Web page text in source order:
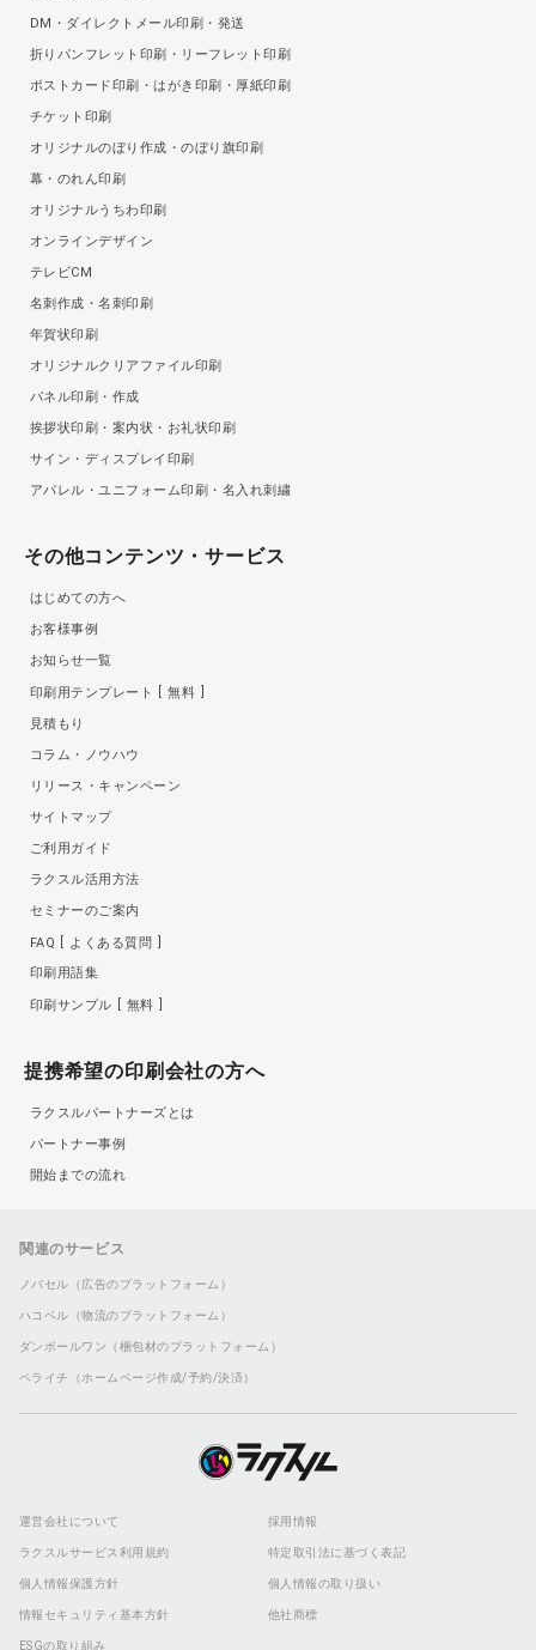
DM・ダイレクトメール印刷・発送
折りパンフレット印刷・リーフレット印刷
ポストカード印刷・はがき印刷・厚紙印刷
チケット印刷
オリジナルのぼり作成・のぼり旗印刷
幕・のれん印刷
オリジナルうちわ印刷
オンラインデザイン
テレビCM
名刺作成・名刺印刷
年賀状印刷
オリジナルクリアファイル印刷
パネル印刷・作成
挨拶状印刷・案内状・お礼状印刷
サイン・ディスプレイ印刷
アパレル・ユニフォーム印刷・名入れ刺繍
その他コンテンツ・サービス
はじめての方へ
お客様事例
お知らせ一覧
印刷用テンプレート
無料
見積もり
コラム・ノウハウ
リリース・キャンペーン
サイトマップ
ご利用ガイド
ラクスル活用方法
セミナーのご案内
FAQ
よくある質問
印刷用語集
印刷サンプル 無料
提携希望の印刷会社の方へ
ラクスルパートナーズとは
パートナー事例
開始までの流れ
関連のサービス
ノバセル（広告のプラットフォーム）
ハコベル（物流のプラットフォーム）
ダンボールワン（梱包材のプラットフォーム）
ペライチ（ホームページ作成/予約/決済）
運営会社について 採用情報
ラクスルサービス利用規約 特定取引法に基づく表記
個人情報保護方針 個人情報の取り扱い
情報セキュリティ基本方針 他社商標
ESGの取り組み